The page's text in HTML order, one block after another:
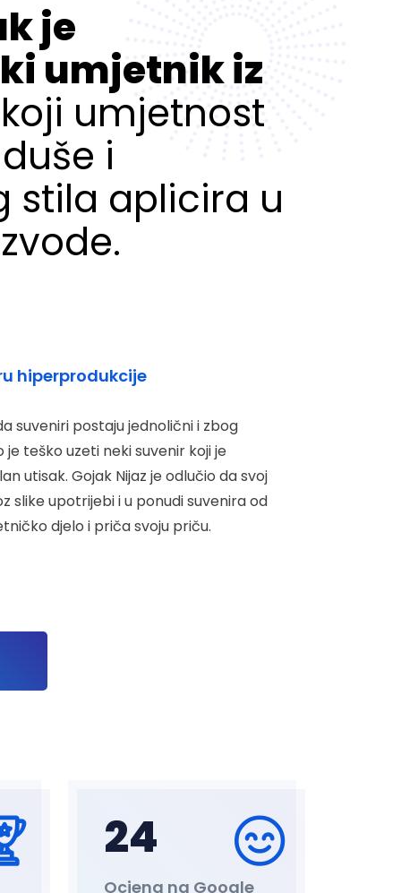
je
umjetnik iz
umjetnost
i
stila aplicira u
hiperprodukcije
suveniri postaju jednolični i zbog
teško uzeti neki suvenir koji je
utisak. Gojak Nijaz je odlučio da svoj
slike upotrijebi i u ponudi suvenira od
djelo i priča svoju priču.
25
Ocjena na Google